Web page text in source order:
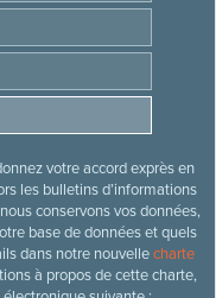
votre accord exprès en
les bulletins d’informations
conservons vos données,
base de données et quels
dans notre nouvellecharte
à propos de cette charte,